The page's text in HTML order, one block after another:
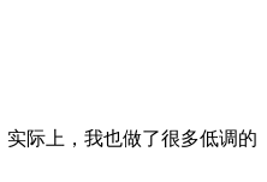
际上，我也做了很多低调的